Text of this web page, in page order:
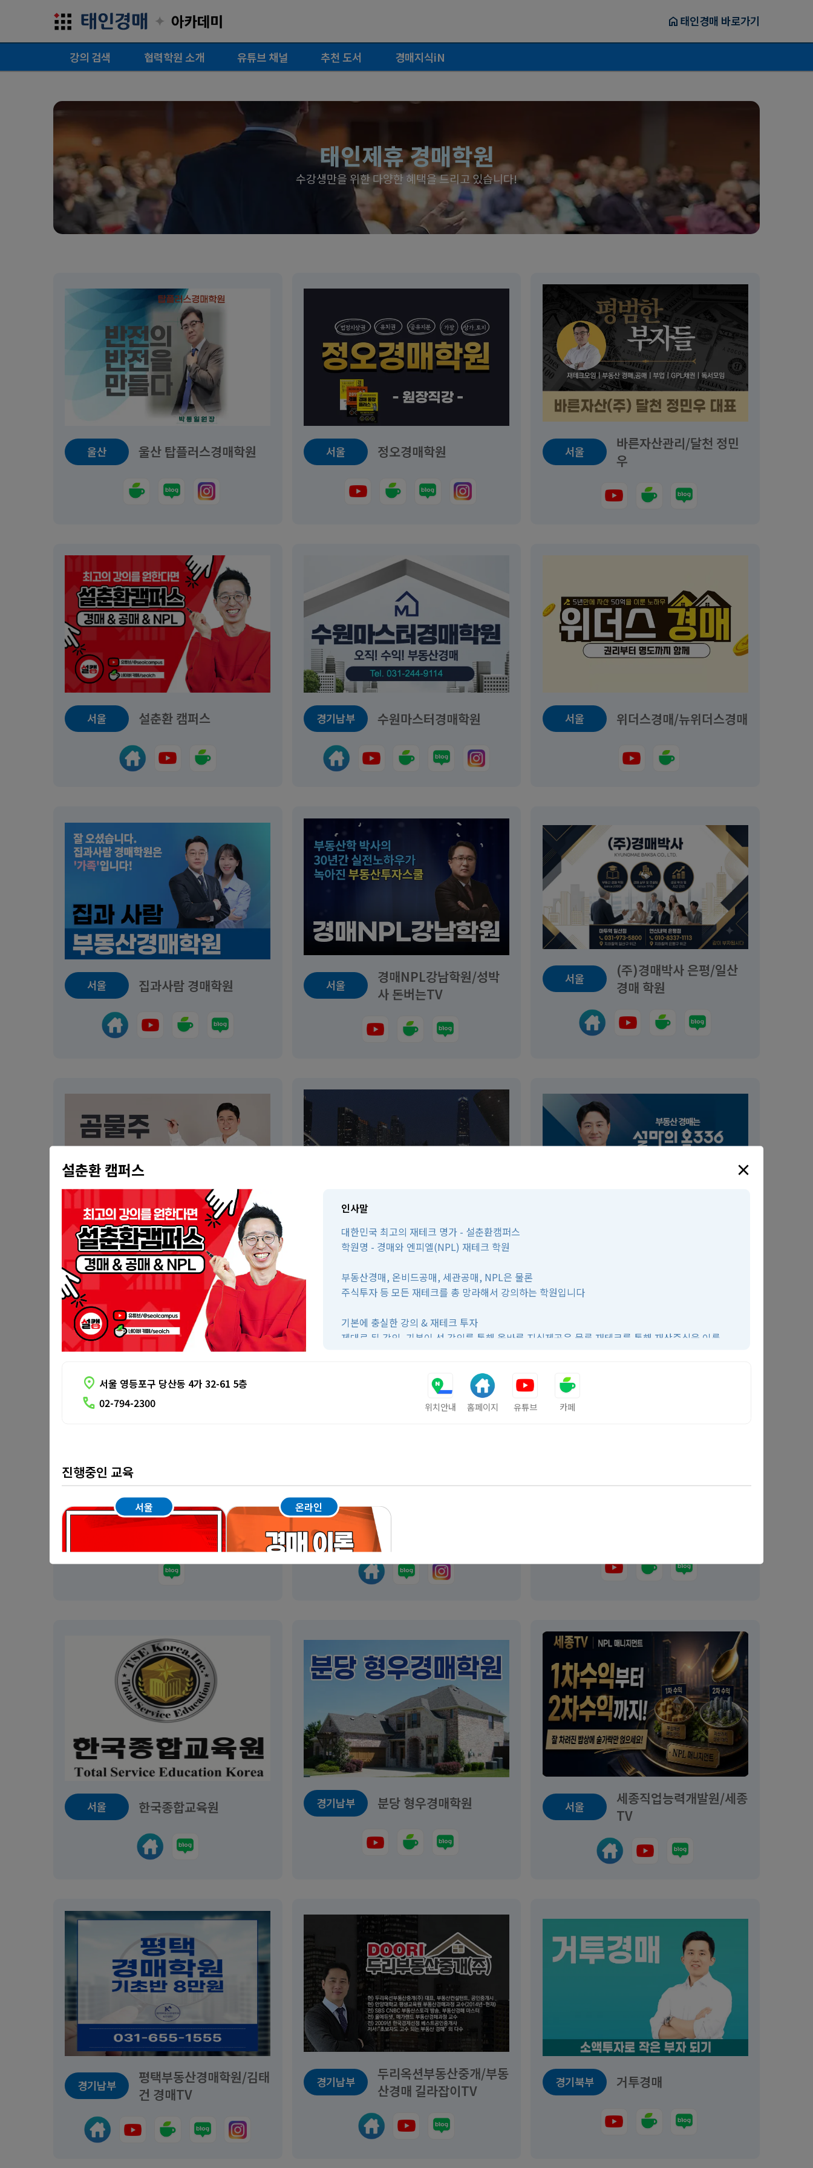
✦ home 태인경매 바로가기
강의 검색 협력학원 소개 유튜브 채널 추천 도서 경매지식iN
태인제휴 경매학원
수강생만을 위한 다양한 혜택을 드리고 있습니다!
울산 울산 탑플러스경매학원 서울 정오경매학원 서울
바른자산관리/달천 정민
우
서울 설춘환 캠퍼스 경기남부 수원마스터경매학원 서울 위더스경매/뉴위더스경매
서울 집과사람 경매학원 서울
경매NPL강남학원/성박
사 돈버는TV
서울
(주)경매박사 은평/일산
경매 학원
서울 곰물주
세종사이버대학 자산관리
경기남부
국민부자대학 성진용 교
서울 송파CS평생교육원
서울 한국종합교육원 경기남부 분당 형우경매학원 서울
세종직업능력개발원/세종
TV
경기남부
평택부동산경매학원/김태
건 경매TV
경기남부
두리옥션부동산중개/부동
산경매 길라잡이TV
경기북부 거투경매
설춘환 캠퍼스 ×
인사말
대한민국 최고의 재테크 명가 - 설춘환캠퍼스
학원명 - 경매와 엔피엘(NPL) 재테크 학원
부동산경매, 온비드공매, 세관공매, NPL은 물론
주식투자 등 모든 재테크를 총 망라해서 강의하는 학원입니다
기본에 충실한 강의 & 재테크 투자
제대로 된 강의, 기본이 선 강의를 통해 올바른 지식제공은 물론 재테크를 통해 재산증식을 이룰
대한민국 국가대표 재테크 강사 설춘환 교수
location_on 서울 영등포구 당산동 4가 32-61 5층
call 02-794-2300 위치안내 홈페이지 유튜브 카페
진행중인 교육
서울
1년투자클럽반 수강생 모집 (경매/
공매/ NPL/주식)
2,500,000원
온라인
2025.09.01~2025.12.31 마감
60,000원